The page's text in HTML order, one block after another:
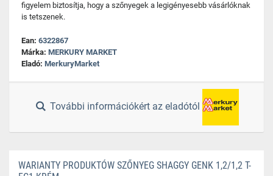
figyelem biztosítja, hogy a szőnyegek a legigényesebb vásárlóknak
is tetszenek.
Ean: 6322867
Márka: MERKURY MARKET
Eladó: MerkuryMarket
További információkért az eladótól
WARIANTY PRODUKTÓW SZŐNYEG SHAGGY GENK 1,2/1,2 T-